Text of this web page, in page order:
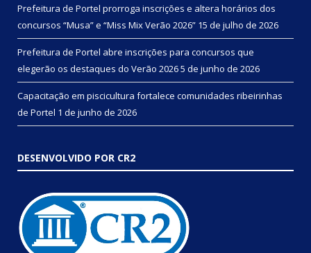
Prefeitura de Portel prorroga inscrições e altera horários dos
concursos “Musa” e “Miss Mix Verão 2026” 15 de julho de 2026
Prefeitura de Portel abre inscrições para concursos que
elegerão os destaques do Verão 20265 de junho de 2026
Capacitação em piscicultura fortalece comunidades ribeirinhas
de Portel 1 de junho de 2026
DESENVOLVIDO POR CR2